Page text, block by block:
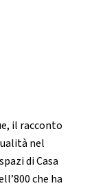
il racconto
nel
di Casa
che ha